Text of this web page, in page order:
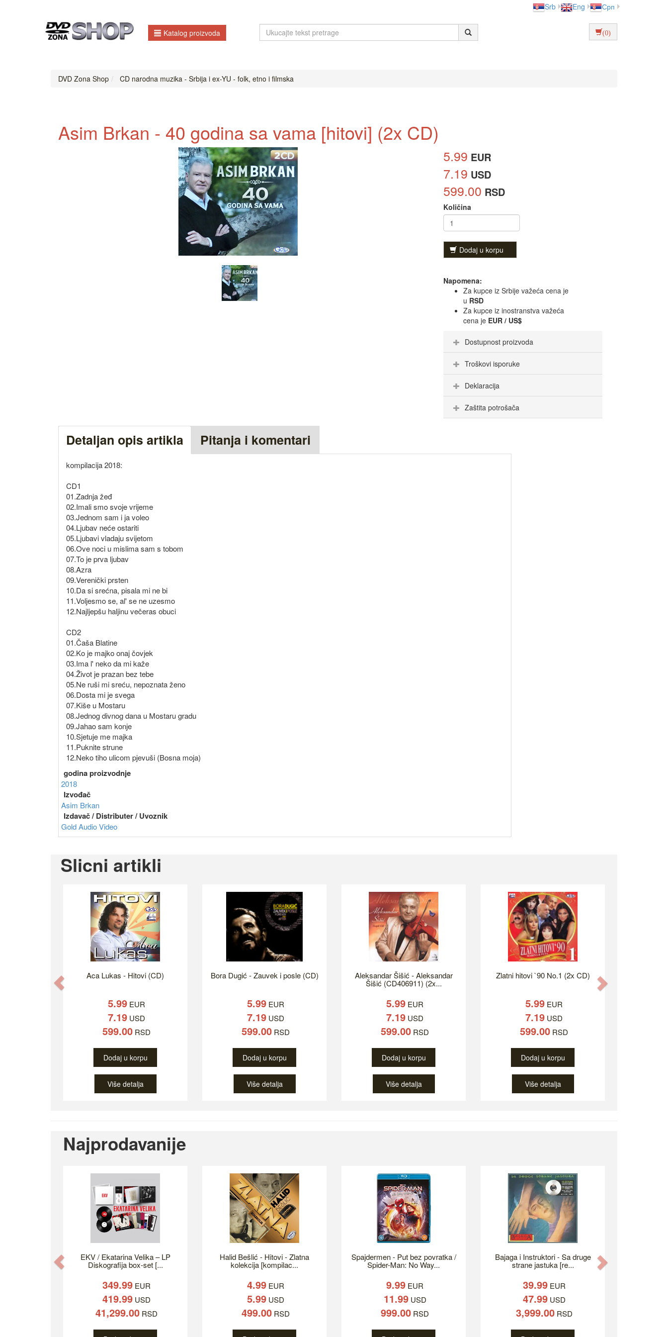
Srb Eng Срп
Katalog proizvoda (0)
DVD Zona Shop CD narodna muzika - Srbija i ex-YU - folk, etno i filmska
Asim Brkan - 40 godina sa vama [hitovi] (2x CD)
5.99 EUR
7.19 USD
599.00 RSD
Količina
Dodaj u korpu
Napomena:
Za kupce iz Srbije važeća cena je
u RSD
Za kupce iz inostranstva važeća
cena je EUR / US$
Dostupnost proizvoda
Troškovi isporuke
Deklaracija
Zaštita potrošača
Detaljan opis artikla Pitanja i komentari
kompilacija 2018:
CD1
01.Zadnja žeđ
02.Imali smo svoje vrijeme
03.Jednom sam i ja voleo
04.Ljubav neće ostariti
05.Ljubavi vladaju svijetom
06.Ove noci u mislima sam s tobom
07.To je prva ljubav
08.Azra
09.Verenički prsten
10.Da si srećna, pisala mi ne bi
11.Voljesmo se, al' se ne uzesmo
12.Najljepšu haljinu večeras obuci
CD2
01.Čaša Blatine
02.Ko je majko onaj čovjek
03.Ima l' neko da mi kaže
04.Život je prazan bez tebe
05.Ne ruši mi sreću, nepoznata ženo
06.Dosta mi je svega
07.Kiše u Mostaru
08.Jednog divnog dana u Mostaru gradu
09.Jahao sam konje
10.Sjetuje me majka
11.Puknite strune
12.Neko tiho ulicom pjevuši (Bosna moja)
godina proizvodnje
2018
Izvođač
Asim Brkan
Izdavač / Distributer / Uvoznik
Gold Audio Video
Slicni artikli
Aca Lukas - Hitovi (CD)
5.99 EUR
7.19 USD
599.00 RSD
Dodaj u korpu
Više detalja
Bora Dugić - Zauvek i posle (CD)
5.99 EUR
7.19 USD
599.00 RSD
Dodaj u korpu
Više detalja
Aleksandar Šišić - Aleksandar
Šišić (CD406911) (2x...
5.99 EUR
7.19 USD
599.00 RSD
Dodaj u korpu
Više detalja
Zlatni hitovi `90 No.1 (2x CD)
5.99 EUR
7.19 USD
599.00 RSD
Dodaj u korpu
Više detalja
Previous
Najprodavanije
EKV / Ekatarina Velika – LP
Diskografija box-set [...
349.99 EUR
419.99 USD
41,299.00 RSD
Halid Bešlić - Hitovi - Zlatna
kolekcija [kompilac...
4.99 EUR
5.99 USD
499.00 RSD
Spajdermen - Put bez povratka /
Spider-Man: No Way...
9.99 EUR
11.99USD
999.00 RSD
Bajaga i Instruktori - Sa druge
strane jastuka [re...
39.99EUR
47.99USD
3,999.00RSD
Previous